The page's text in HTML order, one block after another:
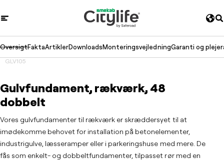
OversigtFaktaArtiklerDownloadsMonteringsvejledningGaranti og
GLV105
Gulvfundament, rækværk, 48
dobbelt
Vores gulvfundamenter til rækværk er skræddersyet til at
imødekomme behovet for installation på betonelementer,
industrigulve, læsseramper eller i parkeringshuse med mere. De
fås som enkelt- og dobbeltfundamenter, tilpasset rør med en